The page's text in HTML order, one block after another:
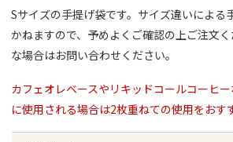
Sサイズの手提げ袋です。サイズ違いによる
かねますので、予めよくご確認の上ご注文
な場合はお問い合わせください。
カフェオレベースやリキッドコールコーヒ
に使用される場合は2枚重ねての使用をおす